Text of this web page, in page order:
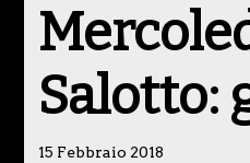
Salotto:
15 Febbraio 2018